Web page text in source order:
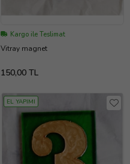
Kargo ile Teslimat
Vitray magnet
150,00 TL
EL YAPIMI